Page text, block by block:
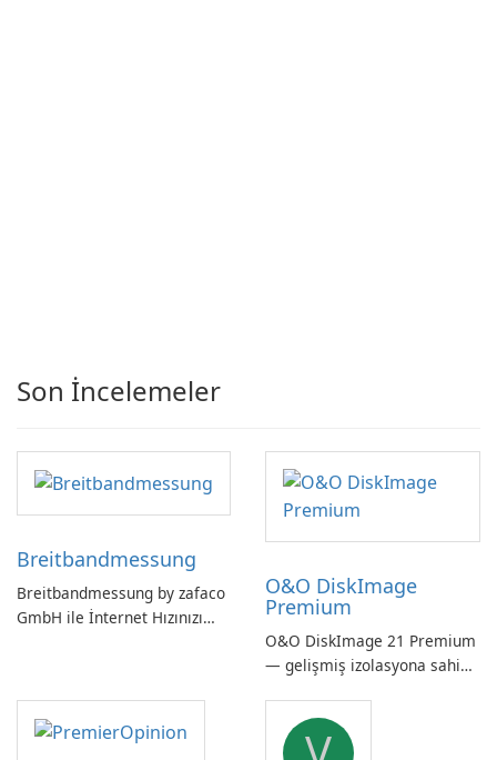
Son İncelemeler
Breitbandmessung
Breitbandmessung by zafaco
GmbH ile İnternet Hızınızı
O&O DiskImage
Premium
O&O DiskImage 21 Premium
— gelişmiş izolasyona sahip
sistem yedekleme